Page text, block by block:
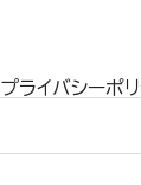
プライバシーポ